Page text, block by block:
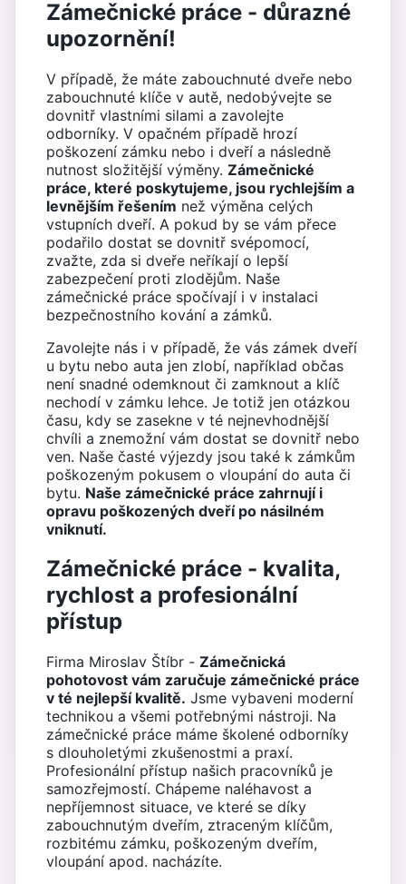
Zámečnické práce - důrazné
upozornění!
V případě, že máte zabouchnuté dveře nebo
zabouchnuté klíče v autě, nedobývejte se
dovnitř vlastními silami a zavolejte
odborníky. V opačném případě hrozí
poškození zámku nebo i dveří a následně
nutnost složitější výměny. Zámečnické
práce, které poskytujeme, jsou rychlejším a
levnějším řešením než výměna celých
vstupních dveří. A pokud by se vám přece
podařilo dostat se dovnitř svépomocí,
zvažte, zda si dveře neříkají o lepší
zabezpečení proti zlodějům. Naše
zámečnické práce spočívají i v instalaci
bezpečnostního kování a zámků.
Zavolejte nás i v případě, že vás zámek dveří
u bytu nebo auta jen zlobí, například občas
není snadné odemknout či zamknout a klíč
nechodí v zámku lehce. Je totiž jen otázkou
času, kdy se zasekne v té nejnevhodnější
chvíli a znemožní vám dostat se dovnitř nebo
ven. Naše časté výjezdy jsou také k zámkům
poškozeným pokusem o vloupání do auta či
bytu. Naše zámečnické práce zahrnují i
opravu poškozených dveří po násilném
vniknutí.
Zámečnické práce - kvalita,
rychlost a profesionální
přístup
Firma Miroslav Štíbr - Zámečnická
pohotovost vám zaručuje zámečnické práce
v té nejlepší kvalitě. Jsme vybaveni moderní
technikou a všemi potřebnými nástroji. Na
zámečnické práce máme školené odborníky
s dlouholetými zkušenostmi a praxí.
Profesionální přístup našich pracovníků je
samozřejmostí. Chápeme naléhavost a
nepříjemnost situace, ve které se díky
zabouchnutým dveřím, ztraceným klíčům,
rozbitému zámku, poškozeným dveřím,
vloupání apod. nacházíte.